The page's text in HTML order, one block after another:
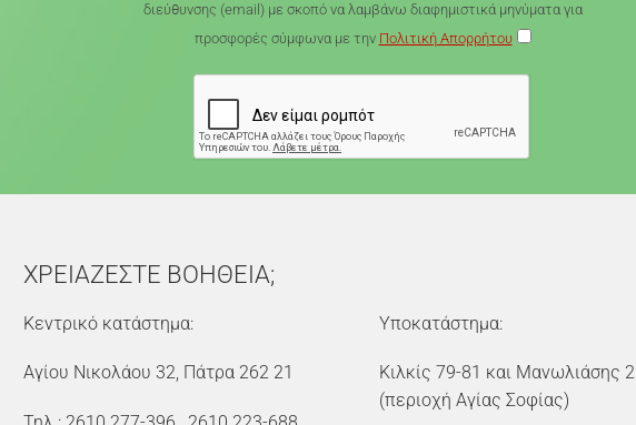
διεύθυνσης (email) με σκοπό να λαμβάνω διαφημιστικά μηνύματα για
προσφορές σύμφωνα με την Πολιτική Απορρήτου
ΧΡΕΙΑΖΕΣΤΕ ΒΟΗΘΕΙΑ;
Κεντρικό κατάστημα:
Αγίου Νικολάου 32, Πάτρα 262 21
Υποκατάστημα:
Κιλκίς 79-81 και Μανωλιάσης 2
(περιοχή Αγίας Σοφίας)